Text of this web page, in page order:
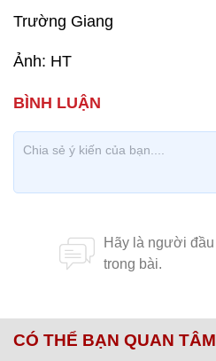
Trường Giang
Ảnh: HT
CÓ THỂ BẠN QUAN TÂM